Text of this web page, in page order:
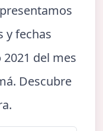
y fechas
del mes
Descubre